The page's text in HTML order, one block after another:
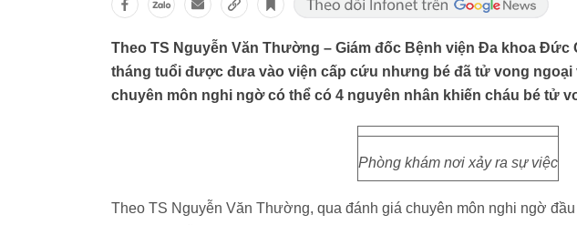
Theo TS Nguyễn Văn Thường – Giám đốc Bệnh viện Đa khoa Đức
tháng tuổi được đưa vào viện cấp cứu nhưng bé đã tử vong ngoại
chuyên môn nghi ngờ có thể có 4 nguyên nhân khiến cháu bé tử
Phòng khám nơi xảy ra sự việc
Theo TS Nguyễn Văn Thường, qua đánh giá chuyên môn nghi ngờ